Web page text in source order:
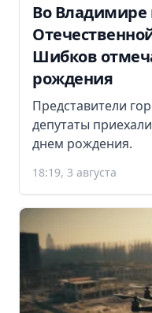
Во Владимире
Шибков
рождения
Представители
депутаты
днем рождения.
18:19, 3 августа